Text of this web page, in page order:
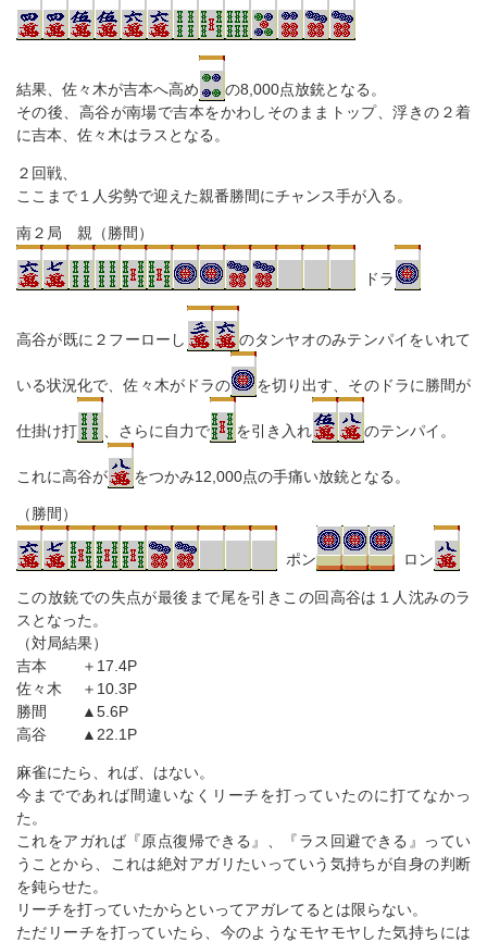
結果、佐々木が吉本へ高め
の8,000点放銃となる。
その後、高谷が南場で吉本をかわしそのままトップ、浮きの２着
に吉本、佐々木はラスとなる。
２回戦、
ここまで１人劣勢で迎えた親番勝間にチャンス手が入る。
南２局 親（勝間）
ドラ
高谷が既に２フーローし のタンヤオのみテンパイをいれて
いる状況化で、佐々木がドラの を切り出す、そのドラに勝間が
仕掛け打 、さらに自力で を引き入れ のテンパイ。
これに高谷が をつかみ12,000点の手痛い放銃となる。
（勝間）
ポン ロン
この放銃での失点が最後まで尾を引きこの回高谷は１人沈みのラ
スとなった。
（対局結果）
吉本 ＋17.4P
佐々木 ＋10.3P
勝間 ▲5.6P
高谷 ▲22.1P
麻雀にたら、れば、はない。
今までであれば間違いなくリーチを打っていたのに打てなかっ
た。
これをアガれば『原点復帰できる』、『ラス回避できる』ってい
うことから、これは絶対アガリたいっていう気持ちが自身の判断
を鈍らせた。
リーチを打っていたからといってアガレてるとは限らない。
ただリーチを打っていたら、今のようなモヤモヤした気持ちには